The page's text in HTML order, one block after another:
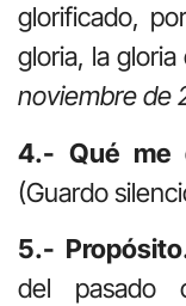
glorificado,
gloria, la gloria
noviembre de
4.- Qué me
(Guardo
5.-
del pasado